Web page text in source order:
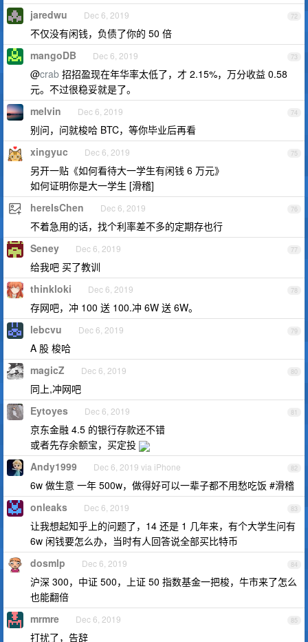
72
jaredwu Dec 6, 2019
不仅没有闲钱，负债了你的 50 倍
73
mangoDB Dec 6, 2019
@crab 招招盈现在年华率太低了，才 2.15%，万分收益 0.58
元。不过很稳妥就是了。
74
melvin Dec 6, 2019
别问，问就梭哈 BTC，等你毕业后再看
75
xingyuc Dec 6, 2019
另开一贴《如何看待大一学生有闲钱 6 万元》
如何证明你是大一学生 [滑稽]
76
hereIsChen Dec 6, 2019
不着急用的话，找个利率差不多的定期存也行
77
Seney Dec 6, 2019
给我吧 买了教训
78
thinkloki Dec 6, 2019
存网吧，冲 100 送 100.冲 6W 送 6W。
79
lebcvu Dec 6, 2019
A 股 梭哈
80
magicZ Dec 6, 2019
同上,冲网吧
81
Eytoyes Dec 6, 2019
京东金融 4.5 的银行存款还不错
或者先存余额宝，买定投
82
Andy1999 Dec 6, 2019 via iPhone
6w 做生意 一年 500w，做得好可以一辈子都不用愁吃饭 #滑稽
83
onleaks Dec 6, 2019
让我想起知乎上的问题了，14 还是 1 几年来，有个大学生问有
6w 闲钱要怎么办，当时有人回答说全部买比特币
84
dosmlp Dec 6, 2019
沪深 300，中证 500，上证 50 指数基金一把梭，牛市来了怎么
也能翻倍
85
mrmre Dec 6, 2019
打扰了，告辞